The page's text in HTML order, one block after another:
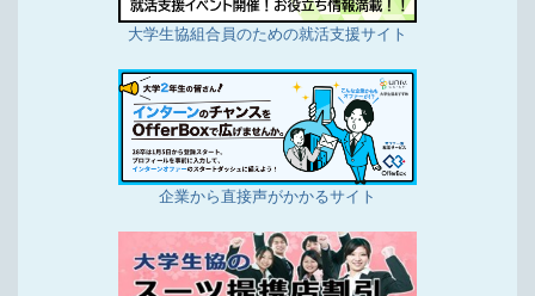
6/7更新
事務用品、日用品などは、大学生協ウイズカウネッ
5/16更新
店舗投稿版ひとことカード「2023年4月16日～5月
15日集計分」を掲載しました
4/16更新
店舗投稿版ひとことカード「2023年3月16日～4月
3/16更新
店舗投稿版ひとことカード「2023年2月16日～3月
大学生協組合員のための就活支援サイト
企業から直接声がかかるサイト